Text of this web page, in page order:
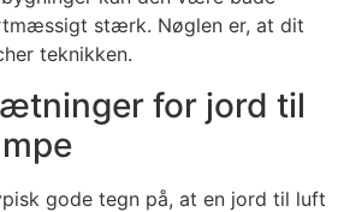
stærk. Nøglen er, at dit
teknikken.
for jord til
gode tegn på, at en jord til luft